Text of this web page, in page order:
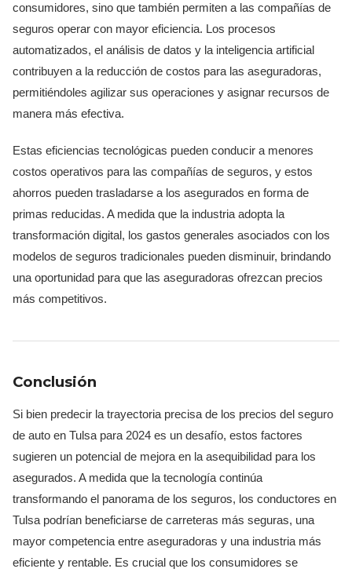
consumidores, sino que también permiten a las compañías de
seguros operar con mayor eficiencia. Los procesos
automatizados, el análisis de datos y la inteligencia artificial
contribuyen a la reducción de costos para las aseguradoras,
permitiéndoles agilizar sus operaciones y asignar recursos de
manera más efectiva.
Estas eficiencias tecnológicas pueden conducir a menores
costos operativos para las compañías de seguros, y estos
ahorros pueden trasladarse a los asegurados en forma de
primas reducidas. A medida que la industria adopta la
transformación digital, los gastos generales asociados con los
modelos de seguros tradicionales pueden disminuir, brindando
una oportunidad para que las aseguradoras ofrezcan precios
más competitivos.
Conclusión
Si bien predecir la trayectoria precisa de los precios del seguro
de auto en Tulsa para 2024 es un desafío, estos factores
sugieren un potencial de mejora en la asequibilidad para los
asegurados. A medida que la tecnología continúa
transformando el panorama de los seguros, los conductores en
Tulsa podrían beneficiarse de carreteras más seguras, una
mayor competencia entre aseguradoras y una industria más
eficiente y rentable. Es crucial que los consumidores se